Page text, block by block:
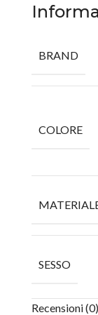
BRAND
COLORE
SESSO
Recensioni (0)